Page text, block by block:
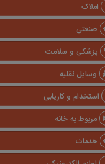
املاک
صنعتی
پزشکی و سلامت
وسایل نقلیه
استخدام و کاریابی
مربوط به خانه
خدمات